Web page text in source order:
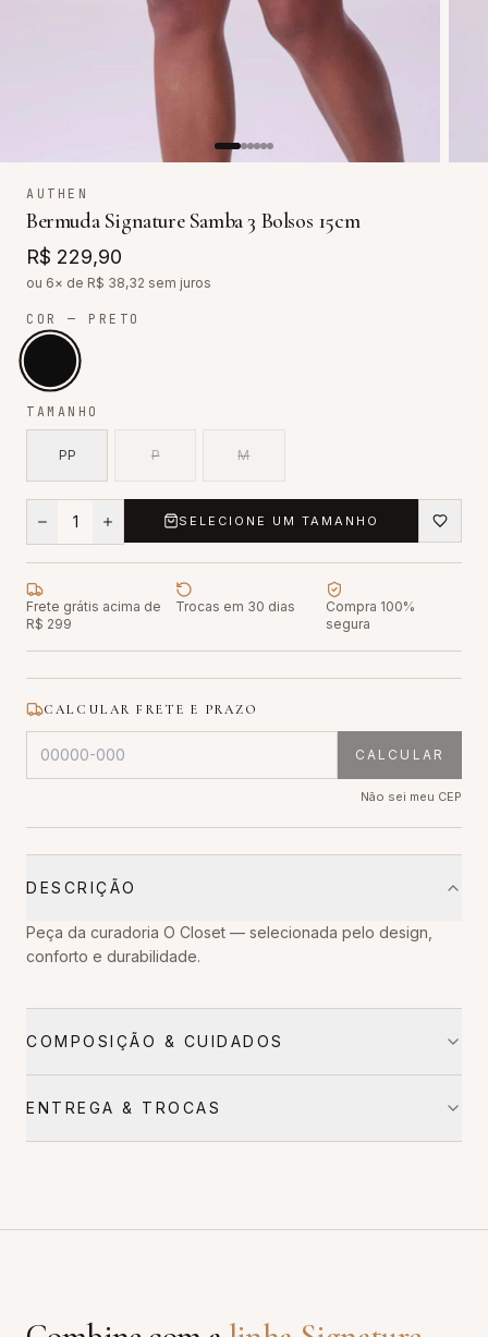
AUTHEN
Bermuda Signature Samba 3 Bolsos 15cm
R$ 229,90
ou 6× de R$ 38,32 sem juros
COR — PRETO
TAMANHO
PP P M
1 SELECIONE UM TAMANHO
Frete grátis acima de
R$ 299
Trocas em 30 dias
Compra 100%
segura
CALCULAR FRETE E PRAZO
CALCULAR
Não sei meu CEP
DESCRIÇÃO
Peça da curadoria O Closet — selecionada pelo design,
conforto e durabilidade.
COMPOSIÇÃO & CUIDADOS
ENTREGA & TROCAS